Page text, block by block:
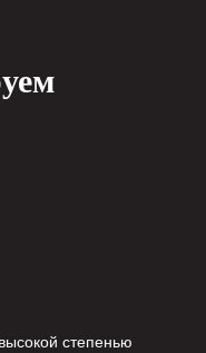
степенью